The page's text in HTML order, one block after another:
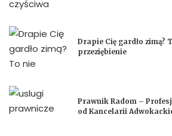
Drapie Cię gardło zimą?
przeziębienie
Prawnik Radom –
od Kancelarii